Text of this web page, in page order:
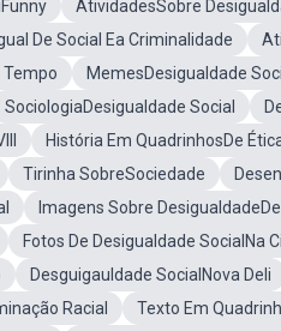
AtividadesSobre
De Social Ea Criminalidade
Tempo
MemesDesigualdade
SociologiaDesigualdade Social
História Em QuadrinhosDe
Tirinha SobreSociedade
Imagens Sobre
Fotos De Desigualdade SocialNa
Desguigauldade SocialNova Deli
Racial
Texto Em